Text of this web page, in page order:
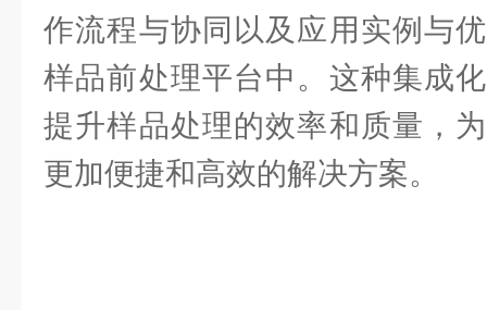
作流程与协同以及应用实例与
样品前处理平台中。这种集成
提升样品处理的效率和质量，
更加便捷和高效的解决方案。